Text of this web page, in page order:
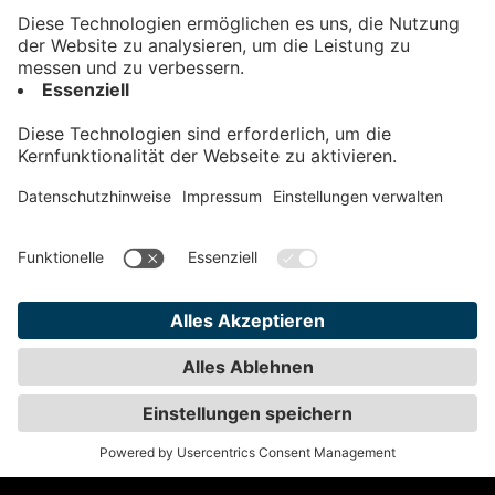
Kontakt
Impressum
Teilnahmebedingungen
Privatsphäre